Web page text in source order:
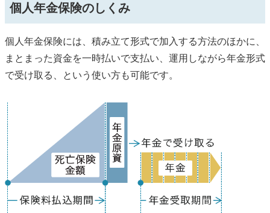
個人年金保険のしくみ
個人年金保険には、積み立て形式で加入する方法のほかに、
まとまった資金を一時払いで支払い、運用しながら年金形式
で受け取る、という使い方も可能です。